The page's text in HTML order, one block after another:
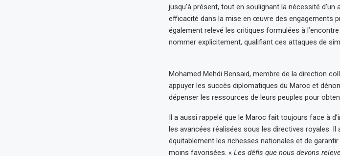
jusqu’à présent, tout en soulignant la nécessité
efficacité dans la mise en œuvre des engagements
également relevé les critiques formulées à l’encontre
nommer explicitement, qualifiant ces attaques de
Mohamed Mehdi Bensaid, membre de la direction
appuyer les succès diplomatiques du Maroc et
dépenser les ressources de leurs peuples pour
Il a aussi rappelé que le Maroc fait toujours face à
les avancées réalisées sous les directives royales.
équitablement les richesses nationales et de
moins favorisées. « Les défis que nous devons